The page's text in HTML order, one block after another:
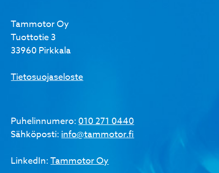
Tammotor Oy
Tuottotie 3
33960 Pirkkala
Tietosuojaseloste
Puhelinnumero:010 271 0440
Sähköposti:info@tammotor.fi
LinkedIn:Tammotor Oy